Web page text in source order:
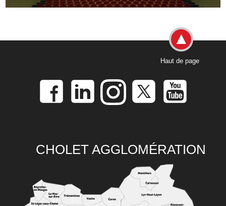
Haut de page
CHOLET AGGLOMÉRATION